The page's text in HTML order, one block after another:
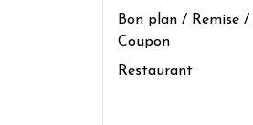
Bon plan / Remise
Coupon
Restaurant